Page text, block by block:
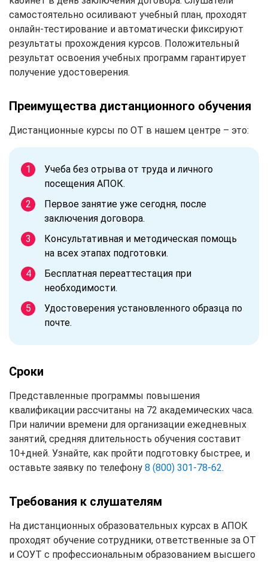
самостоятельно осиливают учебный план, проходят
онлайн-тестирование и автоматически фиксируют
результаты прохождения курсов. Положительный
результат освоения учебных программ гарантирует
получение удостоверения.
Преимущества дистанционного обучения
Дистанционные курсы по ОТ в нашем центре – это:
Учеба без отрыва от труда и личного
посещения АПОК.
Первое занятие уже сегодня, после
заключения договора.
Консультативная и методическая помощь
на всех этапах подготовки.
Бесплатная переаттестация при
необходимости.
Удостоверения установленного образца по
почте.
Сроки
Представленные программы повышения
квалификации рассчитаны на 72 академических часа.
При наличии времени для организации ежедневных
занятий, средняя длительность обучения составит
10+дней. Узнайте, как пройти подготовку быстрее, и
оставьте заявку по телефону 8 (800) 301-78-62.
Требования к слушателям
На дистанционных образовательных курсах в АПОК
проходят обучение сотрудники, ответственные за ОТ
и СОУТ с профессиональным образованием высшего